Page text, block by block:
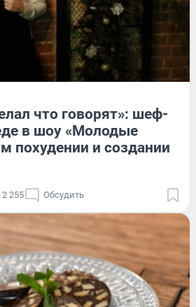
что говорят»: шеф-
в шоу «Молодые
похудении и создании
2 255 Обсудить